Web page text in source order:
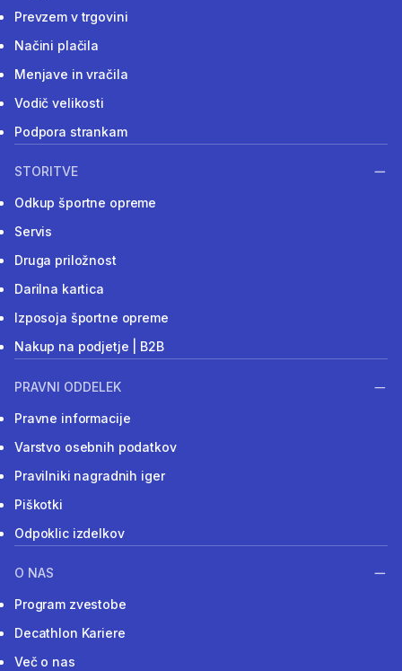
Prevzem v trgovini
Načini plačila
Menjave in vračila
Vodič velikosti
Podpora strankam
STORITVE
Odkup športne opreme
Servis
Druga priložnost
Darilna kartica
Izposoja športne opreme
Nakup na podjetje | B2B
PRAVNI ODDELEK
Pravne informacije
Varstvo osebnih podatkov
Pravilniki nagradnih iger
Piškotki
Odpoklic izdelkov
O NAS
Program zvestobe
Decathlon Kariere
Več o nas